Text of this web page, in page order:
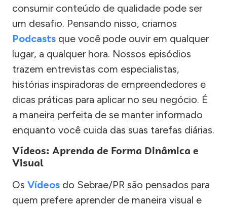
consumir conteúdo de qualidade pode ser
um desafio. Pensando nisso, criamos
Podcasts que você pode ouvir em qualquer
lugar, a qualquer hora. Nossos episódios
trazem entrevistas com especialistas,
histórias inspiradoras de empreendedores e
dicas práticas para aplicar no seu negócio. É
a maneira perfeita de se manter informado
enquanto você cuida das suas tarefas diárias.
Vídeos: Aprenda de Forma Dinâmica e
Visual
Os Vídeos do Sebrae/PR são pensados para
quem prefere aprender de maneira visual e